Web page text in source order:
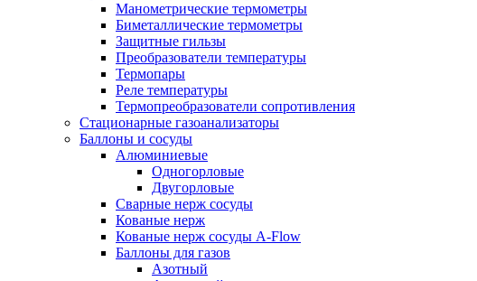
Манометрические термометры
Биметаллические термометры
Защитные гильзы
Преобразователи температуры
Термопары
Реле температуры
Термопреобразователи сопротивления
Стационарные газоанализаторы
Баллоны и сосуды
Алюминиевые
Одногорловые
Двугорловые
Сварные нерж сосуды
Кованые нерж
Кованые нерж сосуды A-Flow
Баллоны для газов
Азотный